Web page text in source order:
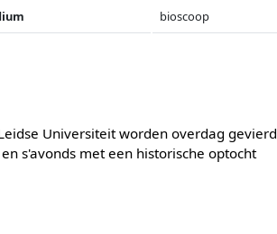
bioscoop
Universiteit worden overdag gevierd
s'avonds met een historische optocht